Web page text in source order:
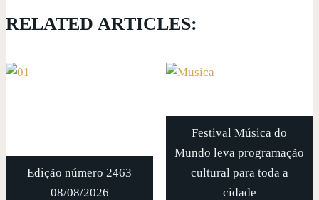
RELATED ARTICLES:
Edição número 2463
08/08/2026
Festival Música do
Mundo leva programação
cultural para toda a
cidade